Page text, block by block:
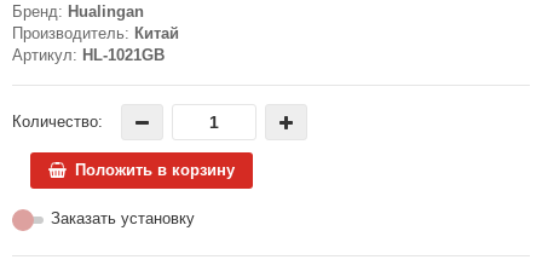
Бренд: Hualingan
Производитель: Китай
Артикул: HL-1021GB
Количество:
Положить в корзину
Заказать установку